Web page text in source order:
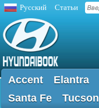
Русский Статьи
Accent Elantra
Santa Fe
Tucson